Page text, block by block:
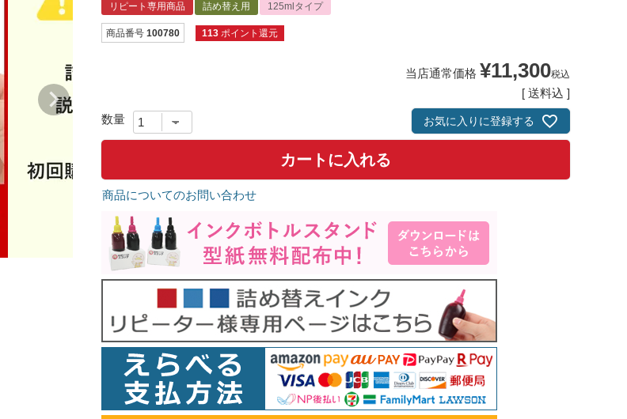
リピート専用商品 詰め替え用 125mlタイプ
商品番号 100780 113 ポイント還元
当店通常価格 ¥11,300税込
送料込
お気に入りに登録する
カートに入れる
商品についてのお問い合わせ